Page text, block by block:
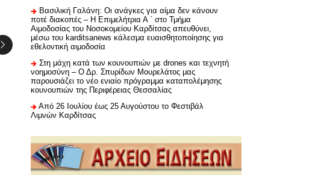
Βασιλική Γαλάνη: Οι ανάγκες για αίμα δεν κάνουν
ποτέ διακοπές – Η Επιμελήτρια Α ΄ στο Τμήμα
Αιμοδοσίας του Νοσοκομείου Καρδίτσας απευθύνει,
μέσω του karditsanews κάλεσμα ευαισθητοποίησης για
εθελοντική αιμοδοσία
Στη μάχη κατά των κουνουπιών με drones και τεχνητή
νοημοσύνη – Ο Δρ. Σπυρίδων Μουρελάτος μας
παρουσιάζει το νέο ενιαίο πρόγραμμα καταπολέμησης
κουνουπιών της Περιφέρειας Θεσσαλίας
Από 26 Ιουλίου έως 25 Αυγούστου το Φεστιβάλ
Λιμνών Καρδίτσας